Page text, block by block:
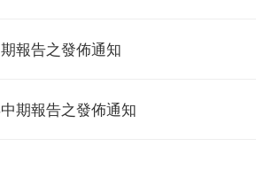
報告之發佈通知
期報告之發佈通知